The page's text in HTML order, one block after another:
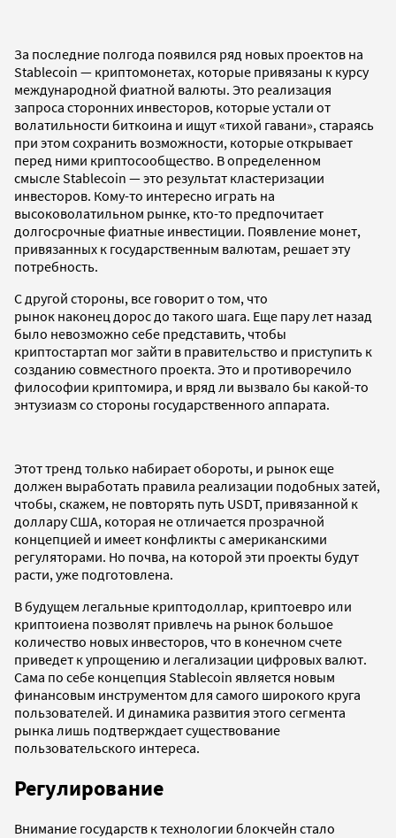
За последние полгода появился ряд новых проектов на
Stablecoin — криптомонетах, которые привязаны к курсу
международной фиатной валюты. Это реализация
запроса сторонних инвесторов, которые устали от
волатильности биткоина и ищут «тихой гавани», стараясь
при этом сохранить возможности, которые открывает
перед ними криптосообщество. В определенном
смысле Stablecoin — это результат кластеризации
инвесторов. Кому-то интересно играть на
высоковолатильном рынке, кто-то предпочитает
долгосрочные фиатные инвестиции. Появление монет,
привязанных к государственным валютам, решает эту
потребность.
С другой стороны, все говорит о том, что
рынок наконец дорос до такого шага. Еще пару лет назад
было невозможно себе представить, чтобы
криптостартап мог зайти в правительство и приступить к
созданию совместного проекта. Это и противоречило
философии криптомира, и вряд ли вызвало бы какой-то
энтузиазм со стороны государственного аппарата.
Этот тренд только набирает обороты, и рынок еще
должен выработать правила реализации подобных затей,
чтобы, скажем, не повторять путь USDT, привязанной к
доллару США, которая не отличается прозрачной
концепцией и имеет конфликты с американскими
регуляторами. Но почва, на которой эти проекты будут
расти, уже подготовлена.
В будущем легальные криптодоллар, криптоевро или
криптоиена позволят привлечь на рынок большое
количество новых инвесторов, что в конечном счете
приведет к упрощению и легализации цифровых валют.
Сама по себе концепция Stablecoin является новым
финансовым инструментом для самого широкого круга
пользователей. И динамика развития этого сегмента
рынка лишь подтверждает существование
пользовательского интереса.
Регулирование
Внимание государств к технологии блокчейн стало